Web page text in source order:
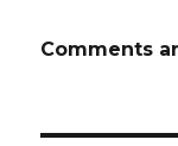
Comments